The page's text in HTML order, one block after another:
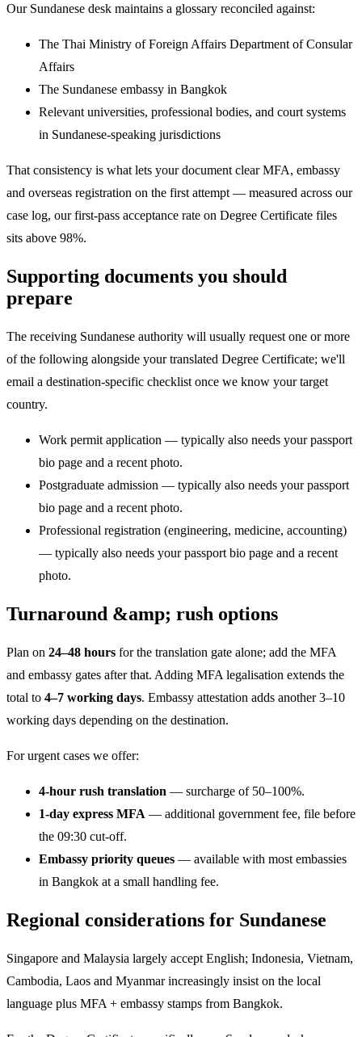
Our Sundanese desk maintains a glossary reconciled against:
The Thai Ministry of Foreign Affairs Department of Consular
Affairs
The Sundanese embassy in Bangkok
Relevant universities, professional bodies, and court systems
in Sundanese-speaking jurisdictions
That consistency is what lets your document clear MFA, embassy
and overseas registration on the first attempt — measured across our
case log, our first-pass acceptance rate on Degree Certificate files
sits above 98%.
Supporting documents you should
prepare
The receiving Sundanese authority will usually request one or more
of the following alongside your translated Degree Certificate; we'll
email a destination-specific checklist once we know your target
country.
Work permit application — typically also needs your passport
bio page and a recent photo.
Postgraduate admission — typically also needs your passport
bio page and a recent photo.
Professional registration (engineering, medicine, accounting)
— typically also needs your passport bio page and a recent
photo.
Turnaround &amp; rush options
Plan on 24–48 hours for the translation gate alone; add the MFA
and embassy gates after that. Adding MFA legalisation extends the
total to 4–7 working days. Embassy attestation adds another 3–10
working days depending on the destination.
For urgent cases we offer:
4-hour rush translation — surcharge of 50–100%.
1-day express MFA — additional government fee, file before
the 09:30 cut-off.
Embassy priority queues — available with most embassies
in Bangkok at a small handling fee.
Regional considerations for Sundanese
Singapore and Malaysia largely accept English; Indonesia, Vietnam,
Cambodia, Laos and Myanmar increasingly insist on the local
language plus MFA + embassy stamps from Bangkok.